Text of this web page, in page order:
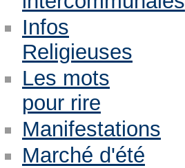
Infos
Religieuses
Les mots
pour rire
Manifestations
Marché d'été